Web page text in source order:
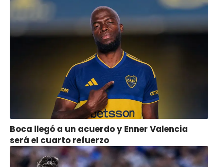
Boca llegó a un acuerdo y Enner Valencia
será el cuarto refuerzo